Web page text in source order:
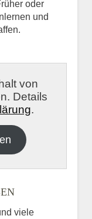
oder
und
von
Details
.
viele